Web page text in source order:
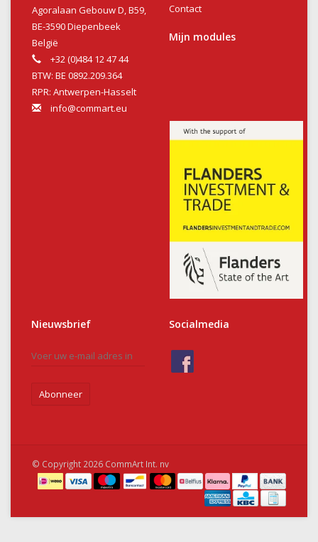
Agoralaan Gebouw D, B59,
BE-3590 Diepenbeek
België
+32 (0)484 12 47 44
BTW: BE 0892.209.364
RPR: Antwerpen-Hasselt
info@commart.eu
Contact
Mijn modules
Nieuwsbrief
Abonneer
Socialmedia
© Copyright 2026 CommArt Int. nv